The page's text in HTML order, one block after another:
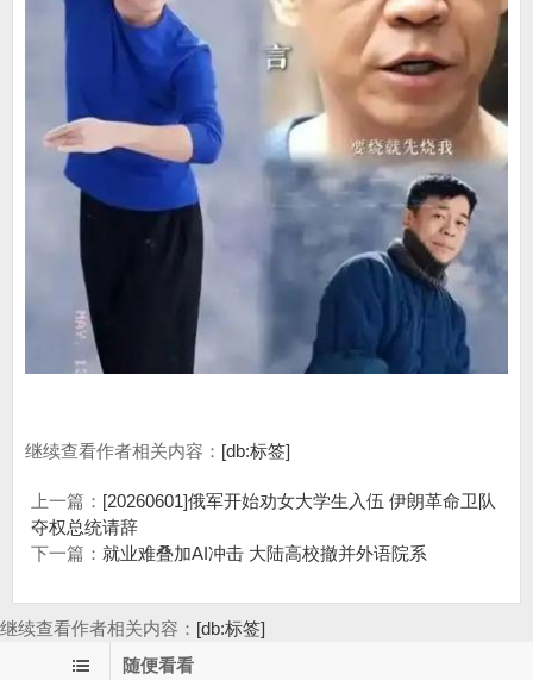
继续查看作者相关内容： [db:标签]
上一篇： [20260601]俄军开始劝女大学生入伍 伊朗革命卫队
夺权总统请辞
下一篇： 就业难叠加AI冲击 大陆高校撤并外语院系
继续查看作者相关内容： [db:标签]
随便看看